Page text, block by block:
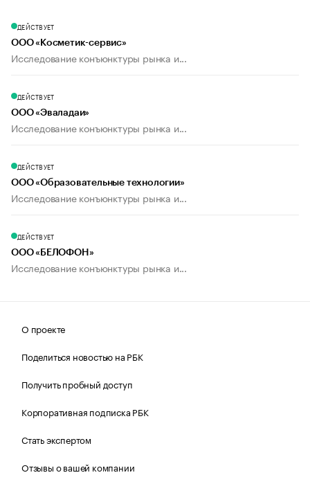
ДЕЙСТВУЕТ
ООО «Косметик-сервис»
Исследование конъюнктуры рынка и...
ДЕЙСТВУЕТ
ООО «Эваладаи»
Исследование конъюнктуры рынка и...
ДЕЙСТВУЕТ
ООО «Образовательные технологии»
Исследование конъюнктуры рынка и...
ДЕЙСТВУЕТ
ООО «БЕЛОФОН»
Исследование конъюнктуры рынка и...
О проекте
Поделиться новостью на РБК
Получить пробный доступ
Корпоративная подписка РБК
Стать экспертом
Отзывы о вашей компании